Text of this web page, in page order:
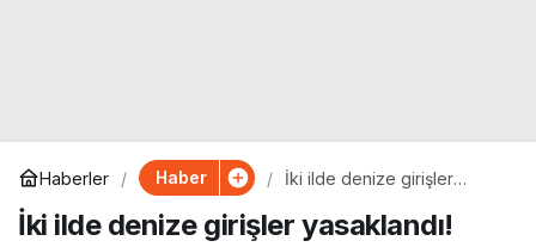
Haberler Haber
İki ilde denize girişler
İki ilde denize girişler yasaklandı!